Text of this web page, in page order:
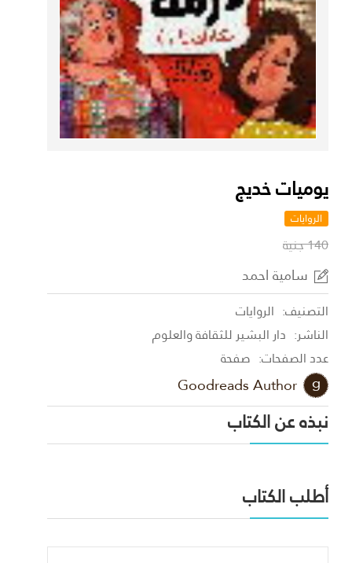
يوميات خديج
الروايات
140 جنية
سامية احمد
التصنيف: الروايات
الناشر: دار البشير للثقافة والعلوم
عدد الصفحات: صفحة
Goodreads Author
نبذه عن الكتاب
أطلب الكتاب